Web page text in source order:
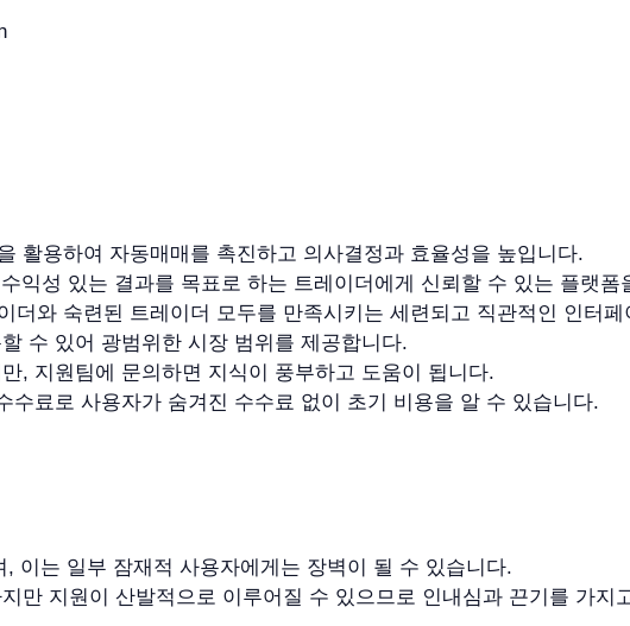
활용하여 자동매매를 촉진하고 의사결정과 효율성을 높입니다.
익성 있는 결과를 목표로 하는 트레이더에게 신뢰할 수 있는 플랫폼
더와 숙련된 트레이더 모두를 만족시키는 세련되고 직관적인 인터
수 있어 광범위한 시장 범위를 제공합니다.
, 지원팀에 문의하면 지식이 풍부하고 도움이 됩니다.
수료로 사용자가 숨겨진 수수료 없이 초기 비용을 알 수 있습니다.
이는 일부 잠재적 사용자에게는 장벽이 될 수 있습니다.
만 지원이 산발적으로 이루어질 수 있으므로 인내심과 끈기를 가지